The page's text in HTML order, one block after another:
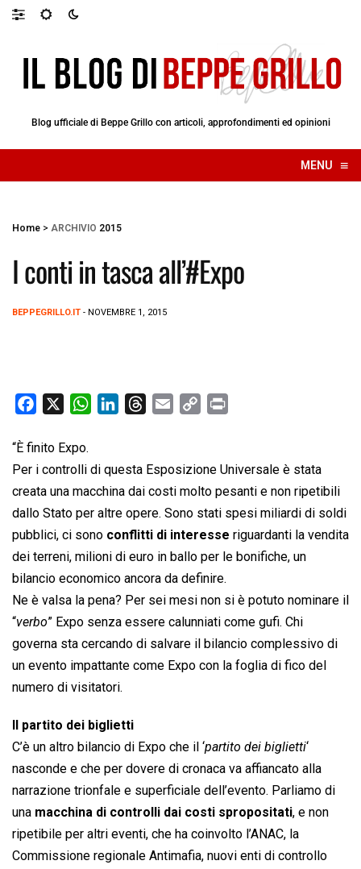
Blog ufficiale di Beppe Grillo con articoli, approfondimenti ed opinioni
MENU ≡
☰
Home > ARCHIVIO 2015
I conti in tasca all’#Expo
BEPPEGRILLO.IT - NOVEMBRE 1, 2015
c
e
b
o
o
k
W
t
s
A
p
p
k
e
d
I
n
e
a
d
s
i
l
y
L
i
n
k
n
t
“È finito Expo.
Per i controlli di questa Esposizione Universale è stata
creata una macchina dai costi molto pesanti e non ripetibili
dallo Stato per altre opere. Sono stati spesi miliardi di soldi
pubblici, ci sono conflitti di interesse riguardanti la vendita
dei terreni, milioni di euro in ballo per le bonifiche, un
bilancio economico ancora da definire.
Ne è valsa la pena? Per sei mesi non si è potuto nominare il
“verbo” Expo senza essere calunniati come gufi. Chi
governa sta cercando di salvare il bilancio complessivo di
un evento impattante come Expo con la foglia di fico del
numero di visitatori.
Il partito dei biglietti
C’è un altro bilancio di Expo che il ‘partito dei biglietti‘
nasconde e che per dovere di cronaca va affiancato alla
narrazione trionfale e superficiale dell’evento. Parliamo di
una macchina di controlli dai costi spropositati, e non
ripetibile per altri eventi, che ha coinvolto l’ANAC, la
Commissione regionale Antimafia, nuovi enti di controllo